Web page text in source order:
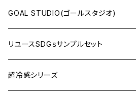
GOAL STUDIO(ゴールスタジオ)
リユースSDGｓサンプルセット
超冷感シリーズ